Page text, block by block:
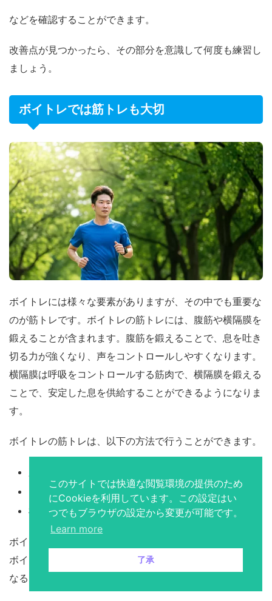
などを確認することができます。
改善点が見つかったら、その部分を意識して何度も練習し
ましょう。
ボイトレでは筋トレも大切
ボイトレには様々な要素がありますが、その中でも重要な
のが筋トレです。ボイトレの筋トレには、腹筋や横隔膜を
鍛えることが含まれます。腹筋を鍛えることで、息を吐き
切る力が強くなり、声をコントロールしやすくなります。
横隔膜は呼吸をコントロールする筋肉で、横隔膜を鍛える
ことで、安定した息を供給することができるようになりま
す。
ボイトレの筋トレは、以下の方法で行うことができます。
ランニング
横隔膜の筋トレの重要性
ボイトレの筋トレは、毎日続けることで効果が現れます。
ボイトレと筋トレを組み合わせることで、より歌が上手く
なることができます。
このサイトでは快適な閲覧環境の提供のため
にCookieを利用しています。この設定はい
つでもブラウザの設定から変更が可能です。
Learn more
了承